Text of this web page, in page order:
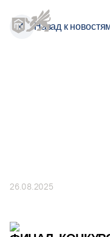
Контакты
Назад к
26.08.2025